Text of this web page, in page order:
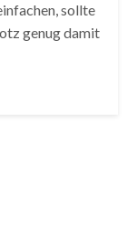
sollte
genug damit